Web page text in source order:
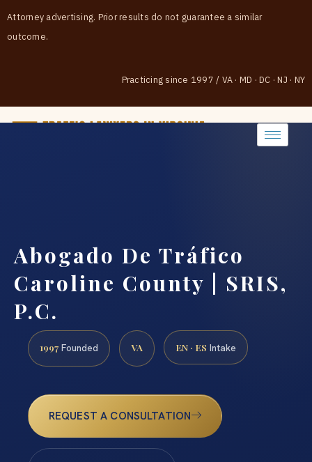
Attorney advertising. Prior results do not guarantee a similar
outcome.
Practicing since 1997 / VA · MD · DC · NJ · NY
Abogado De Tráfico
Caroline County | SRIS,
P.C.
1997 Founded VA EN · ES Intake
REQUEST A CONSULTATION